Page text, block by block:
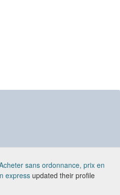
sans ordonnance, prix en
express updated their profile